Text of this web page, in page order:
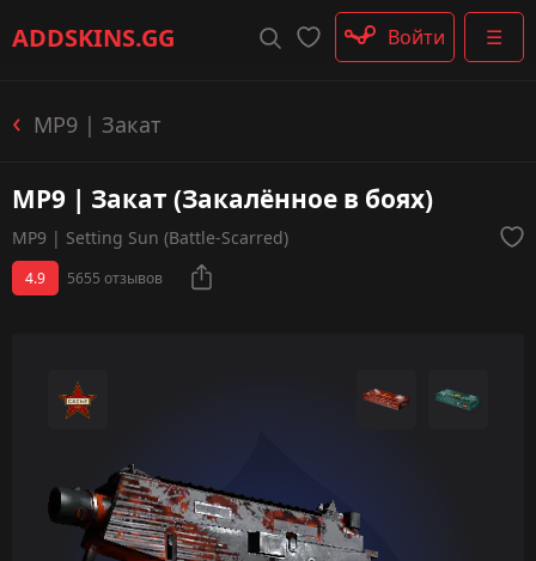
ADDSKINS.GG ☰
Пистолеты-пулемёты
Перчатки
Войти
MP9 | Закат
MP9 | Закат (Закалённое в боях)
MP9 | Setting Sun (Battle-Scarred)
4.9 5655 отзывов